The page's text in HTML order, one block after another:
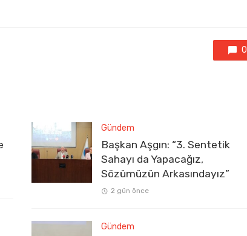
0
Gündem
Başkan Aşgın: “3. Sentetik
Sahayı da Yapacağız,
Sözümüzün Arkasındayız”
2 gün önce
Gündem